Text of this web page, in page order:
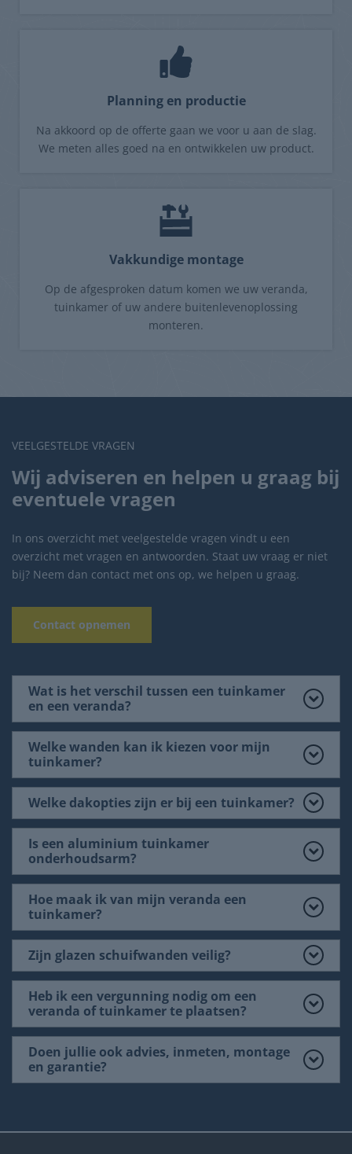
Planning en productie
Na akkoord op de offerte gaan we voor u aan de slag.
We meten alles goed na en ontwikkelen uw product.
Vakkundige montage
Op de afgesproken datum komen we uw veranda,
tuinkamer of uw andere buitenlevenoplossing
monteren.
VEELGESTELDE VRAGEN
Wij adviseren en helpen u graag bij
eventuele vragen
In ons overzicht met veelgestelde vragen vindt u een
overzicht met vragen en antwoorden. Staat uw vraag er niet
bij? Neem dan contact met ons op, we helpen u graag.
Contact opnemen
Wat is het verschil tussen een tuinkamer
en een veranda?
Welke wanden kan ik kiezen voor mijn
tuinkamer?
Welke dakopties zijn er bij een tuinkamer?
Is een aluminium tuinkamer
onderhoudsarm?
Hoe maak ik van mijn veranda een
tuinkamer?
Zijn glazen schuifwanden veilig?
Heb ik een vergunning nodig om een
veranda of tuinkamer te plaatsen?
Doen jullie ook advies, inmeten, montage
en garantie?